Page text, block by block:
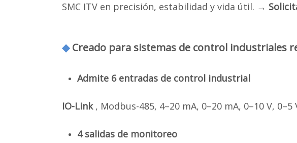
SMC ITV en precisión, estabilidad y vida útil. →
◆Creado para sistemas de control industriales
Admite 6 entradas de control industrial
IO-Link , Modbus-485, 4–20 mA, 0–20 mA, 0–10 V, 0–5
4 salidas de monitoreo